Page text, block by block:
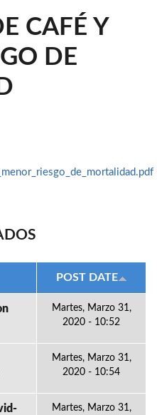
CAFÉ Y
DE
POST DATE
Martes, Marzo 31,
2020 - 10:52
Martes, Marzo 31,
2020 - 10:54
Martes, Marzo 31,